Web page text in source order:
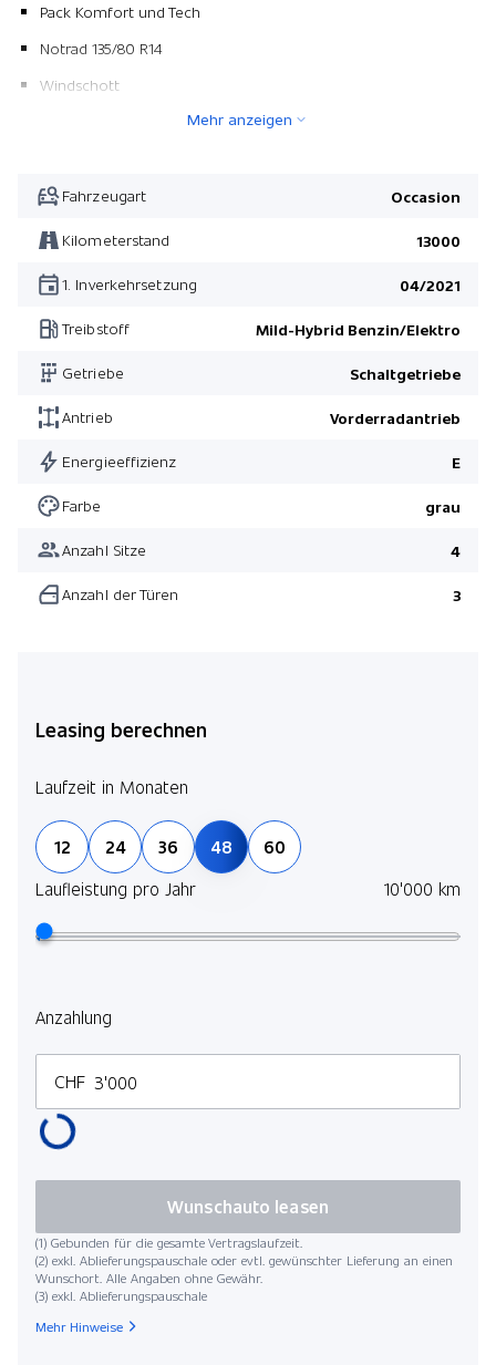
Pack Komfort und Tech
Notrad 135/80 R14
Windschott
Zweifarben-Lackierung
Chromfinnen für die Motorhaube
Pack Komfort und Tech
Mehr anzeigen
Fahrzeugart Occasion
Kilometerstand 13000
1. Inverkehrsetzung 04/2021
Treibstoff Mild-Hybrid Benzin/Elektro
Getriebe Schaltgetriebe
Antrieb Vorderradantrieb
Energieeffizienz E
Farbe grau
Anzahl Sitze 4
Anzahl der Türen 3
Leasing berechnen
Laufzeit in Monaten
12 24 36 48
60
Laufleistung pro Jahr
10'000 km
Anzahlung
CHF
(1) Gebunden für die gesamte Vertragslaufzeit.
(2) exkl. Ablieferungspauschale oder evtl. gewünschter Lieferung an einen
Wunschort. Alle Angaben ohne Gewähr.
(3) exkl. Ablieferungspauschale
Wunschauto leasen
Mehr Hinweise